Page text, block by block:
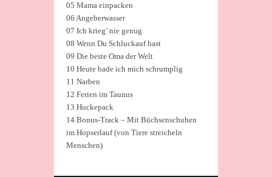
05 Mama einpacken
06 Angeberwasser
07 Ich krieg’ nie genug
08 Wenn Du Schluckauf hast
09 Die beste Oma der Welt
10 Heute bade ich mich schrumplig
11 Narben
12 Ferien im Taunus
13 Huckepack
14 Bonus-Track – Mit Büchsenschuhen
im Hopserlauf (von Tiere streicheln
Menschen)